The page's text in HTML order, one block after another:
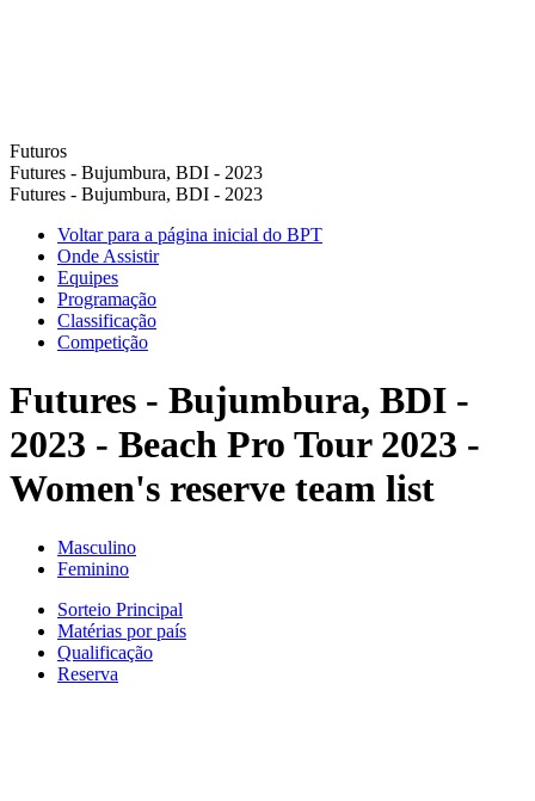
Futuros
Futures - Bujumbura, BDI - 2023
Futures - Bujumbura, BDI - 2023
Voltar para a página inicial do BPT
Onde Assistir
Equipes
Programação
Classificação
Competição
Futures - Bujumbura, BDI -
2023 - Beach Pro Tour 2023 -
Women's reserve team list
Masculino
Feminino
Sorteio Principal
Matérias por país
Qualificação
Reserva